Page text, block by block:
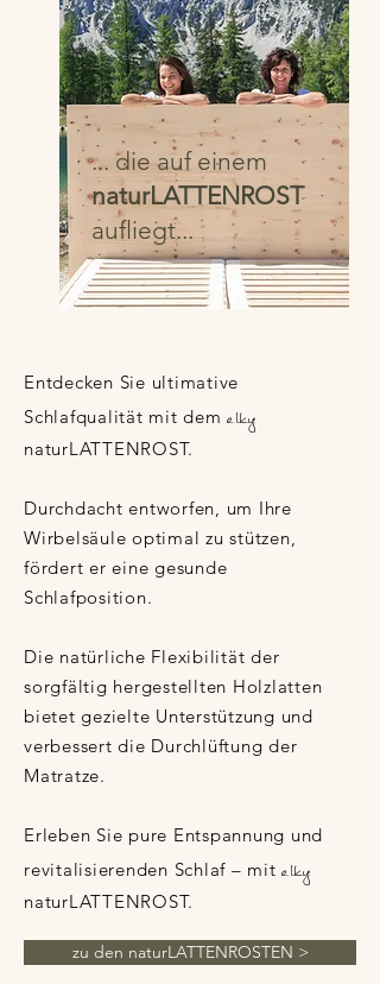
... die auf einem
naturLATTENROST
aufliegt...
Entdecken Sie ultimative
Schlafqualität mit demelky
naturLATTENROST.
Durchdacht entworfen, um Ihre
Wirbelsäule optimal zu stützen,
fördert er eine gesunde
Schlafposition.
Die natürliche Flexibilität der
sorgfältig hergestellten Holzlatten
bietet gezielte Unterstützung und
verbessert die Durchlüftung der
Matratze.
Erleben Sie pure Entspannung und
revitalisierenden Schlaf – mitelky
naturLATTENROST.
zu den naturLATTENROSTEN >